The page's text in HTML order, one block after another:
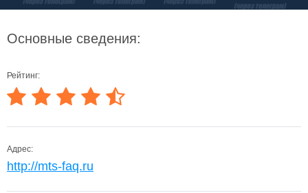
Основные сведения:
Рейтинг:
Адрес:
http://mts-faq.ru